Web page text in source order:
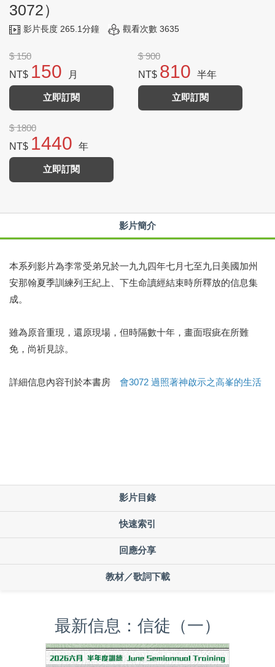
3072）
影片長度 265.1分鐘 觀看次數 3635
$ 150
NT$ 150 月
立即訂閱
$ 900
NT$ 810 半年
立即訂閱
$ 1800
NT$ 1440 年
立即訂閱
影片簡介
本系列影片為李常受弟兄於一九九四年七月七至九日美國加州
安那翰夏季訓練列王紀上、下生命讀經結束時所釋放的信息集
成。
雖為原音重現，還原現場，但時隔數十年，畫面瑕疵在所難
免，尚祈見諒。
詳細信息內容刊於本書房 會3072 過照著神啟示之高峯的生活
影片目錄
快速索引
回應分享
教材／歌詞下載
最新信息：信徒（一）